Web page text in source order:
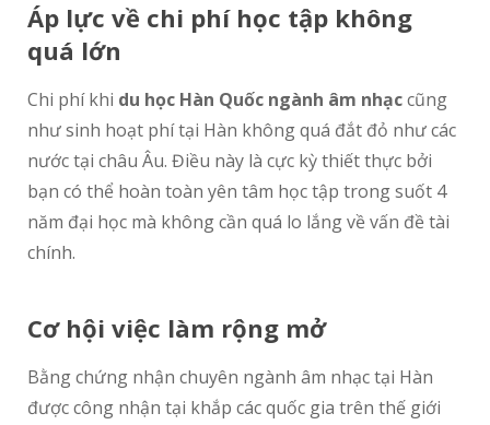
Áp lực về chi phí học tập không
quá lớn
Chi phí khi du học Hàn Quốc ngành âm nhạccũng
như sinh hoạt phí tại Hàn không quá đắt đỏ như các
nước tại châu Âu. Điều này là cực kỳ thiết thực bởi
bạn có thể hoàn toàn yên tâm học tập trong suốt 4
năm đại học mà không cần quá lo lắng về vấn đề tài
chính.
Cơhội việc làm rộng mở
Bằng chứng nhận chuyên ngành âm nhạc tại Hàn
được công nhận tại khắp các quốc gia trên thế giới